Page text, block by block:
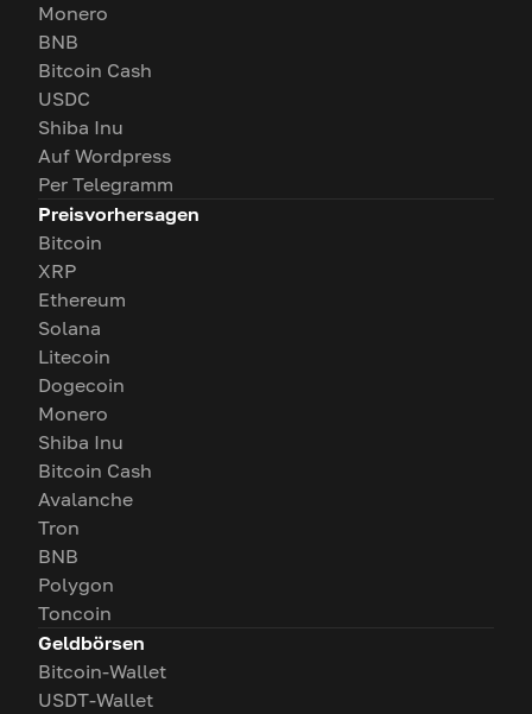
Monero
BNB
Bitcoin Cash
USDC
Shiba Inu
Auf Wordpress
Per Telegramm
Preisvorhersagen
Bitcoin
XRP
Ethereum
Solana
Litecoin
Dogecoin
Monero
Shiba Inu
Bitcoin Cash
Avalanche
Tron
BNB
Polygon
Toncoin
Geldbörsen
Bitcoin-Wallet
USDT-Wallet